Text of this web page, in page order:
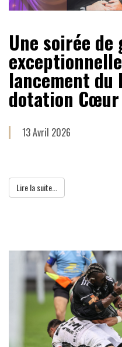
Une soirée de
lancement du
dotation
13 Avril 2026
Lire la suite...